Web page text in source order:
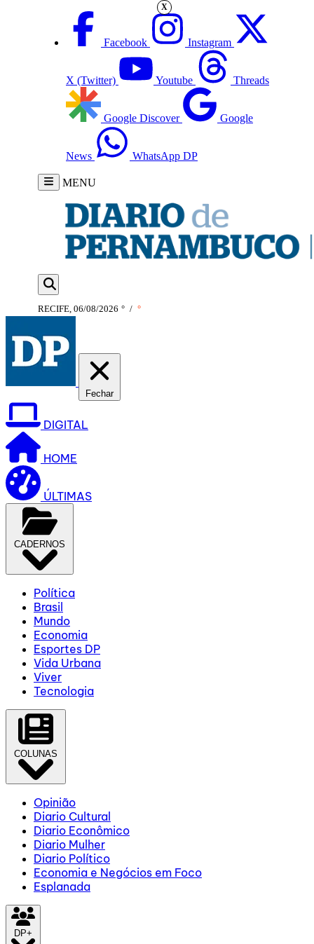
Facebook Instagram
X (Twitter) Youtube Threads
Google Discover Google
News WhatsApp DP
MENU
RECIFE, 06/08/2026 ° / °
Fechar
DIGITAL
HOME
ÚLTIMAS
CADERNOS
Política
Brasil
Mundo
Economia
Esportes DP
Vida Urbana
Viver
Tecnologia
COLUNAS
Opinião
Diario Cultural
Diario Econômico
Diario Mulher
Diario Político
Economia e Negócios em Foco
Esplanada
DP+
X